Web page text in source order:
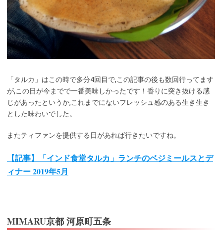
「タルカ」はこの時で多分4回目で,この記事の後も数回行ってます
が,この日が今までで一番美味しかったです！香りに突き抜ける感
じがあったというか,これまでにないフレッシュ感のある生き生き
とした味わいでした。
またティファンを提供する日があれば行きたいですね。
【記事】「インド食堂タルカ」ランチのベジミールスとデ
ィナー 2019年5月
MIMARU京都 河原町五条